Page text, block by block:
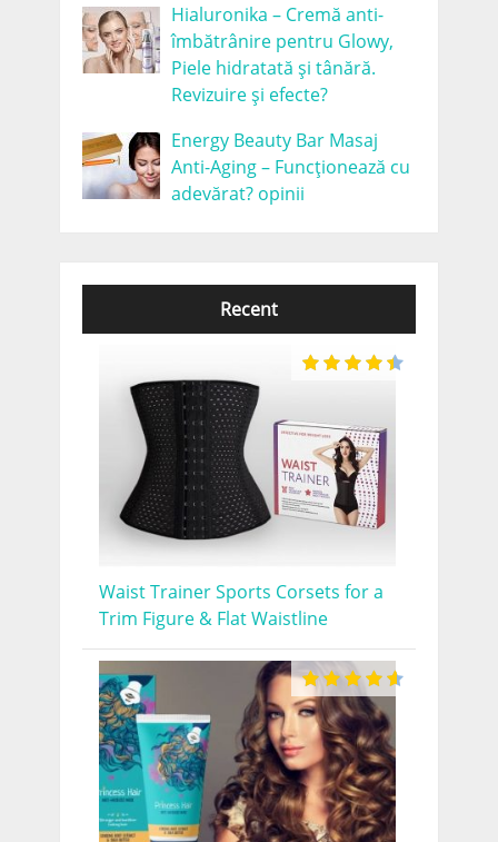
Hialuronika – Cremă anti-
îmbătrânire pentru Glowy,
Piele hidratată și tânără.
Revizuire și efecte?
Energy Beauty Bar Masaj
Anti-Aging – Funcționează cu
adevărat? opinii
Recent
Waist Trainer Sports Corsets for a
Trim Figure & Flat Waistline